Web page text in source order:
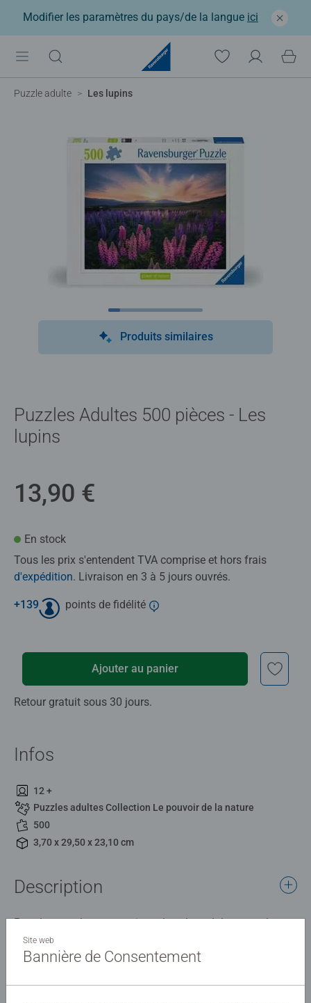
Modifier les paramètres du pays/de la langue ici
Puzzle adulte Les lupins
Produits similaires
Puzzles Adultes 500 pièces - Les
lupins
13,90 €
En stock
Tous les prix s'entendent TVA comprise et hors frais
d'expédition. Livraison en 3 à 5 jours ouvrés.
+139 points de fidélité
Ajouter au panier
Retour gratuit sous 30 jours.
Infos
12 +
Puzzles adultes Collection Le pouvoir de la nature
500
3,70 x 29,50 x 23,10 cm
Description
Pour les puzzleurs occasionnels et les adolescents, le
format 500 pièces est idéal pour profiter de l'activité du
puzzle, propice à la détente et à la relaxation. Chaque
parfait de l'image choisie.
Détails
Site web
Bannière de Consentement